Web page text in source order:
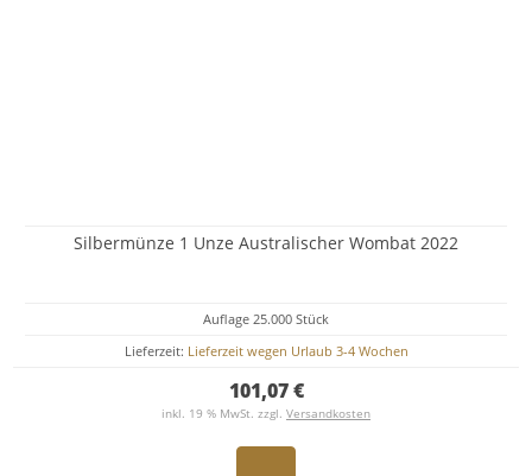
Silbermünze 1 Unze Australischer Wombat 2022
Auflage 25.000 Stück
Lieferzeit: Lieferzeit wegen Urlaub 3-4 Wochen
101,07 €
inkl. 19 % MwSt. zzgl. Versandkosten